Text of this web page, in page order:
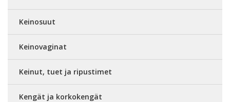
Keinosuut
Keinovaginat
Keinut, tuet ja ripustimet
Kengät ja korkokengät